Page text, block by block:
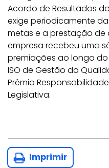
Acordo de Resultados
exige periodicamente
metas e a prestação
empresa recebeu uma
premiações ao longo
ISO de Gestão da
Prêmio
Legislativa.
Imprimir